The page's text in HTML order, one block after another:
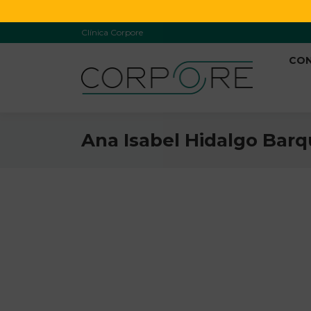
Clínica Corpore
Ana Isabel Hidalgo